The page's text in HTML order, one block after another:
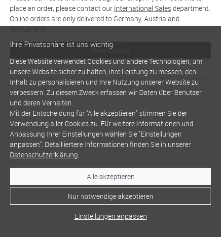
place an order, please contact our International Salesdepartment.
Online orders are only delivered to Germany, Austria and
Switzerland
Browse shop
Ihre Privatsphäre ist uns wichtig
Diese Website verwendet Cookies und andere Technologien, um
unsere Website sicher zu halten, ihre Leistung zu messen, den
Inhalt zu personalisieren und Ihre Nutzung unserer Website zu
verbessern. Zu diesem Zweck erfassen wir Daten über Benutzer
und deren Verhalten.
Mit der Entscheidung für "Alle akzeptieren" stimmen Sie der
Verwendung aller Cookies zu. Für weitere Informationen und
Anpassung Ihrer Einstellungen wählen Sie "Einstellungen
anpassen". Detailliertere Informationen finden Sie in unserer
Datenschutzerklärung.
Alle akzeptieren
Nur notwendige akzeptieren
Einstellungen anpassen